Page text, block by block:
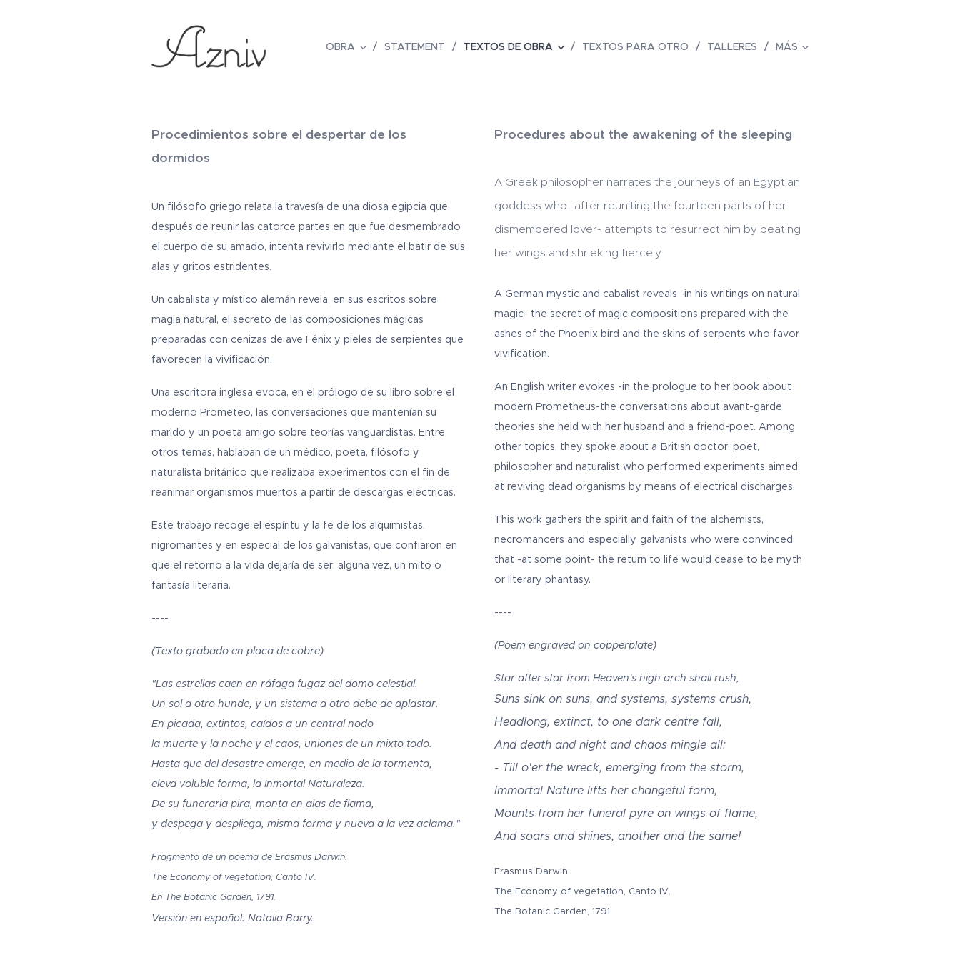
OBRA STATEMENT TEXTOS DE OBRA TEXTOS PARA OTRO TALLERES MÁS
Procedimientos sobre el despertar de los
dormidos
Un filósofo griego relata la travesía de una diosa egipcia que,
después de reunir las catorce partes en que fue desmembrado
el cuerpo de su amado, intenta revivirlo mediante el batir de sus
alas y gritos estridentes.
Un cabalista y místico alemán revela, en sus escritos sobre
magia natural, el secreto de las composiciones mágicas
preparadas con cenizas de ave Fénix y pieles de serpientes que
favorecen la vivificación.
Una escritora inglesa evoca, en el prólogo de su libro sobre el
moderno Prometeo, las conversaciones que mantenían su
marido y un poeta amigo sobre teorías vanguardistas. Entre
otros temas, hablaban de un médico, poeta, filósofo y
naturalista británico que realizaba experimentos con el fin de
reanimar organismos muertos a partir de descargas eléctricas.
Este trabajo recoge el espíritu y la fe de los alquimistas,
nigromantes y en especial de los galvanistas, que confiaron en
que el retorno a la vida dejaría de ser, alguna vez, un mito o
fantasía literaria.
----
(Texto grabado en placa de cobre)
"Las estrellas caen en ráfaga fugaz del domo celestial.
Un sol a otro hunde, y un sistema a otro debe de aplastar.
En picada, extintos, caídos a un central nodo
la muerte y la noche y el caos, uniones de un mixto todo.
Hasta que del desastre emerge, en medio de la tormenta,
eleva voluble forma, la Inmortal Naturaleza.
De su funeraria pira, monta en alas de flama,
y despega y despliega, misma forma y nueva a la vez aclama."
Fragmento de un poema de Erasmus Darwin.
The Economy of vegetation, Canto IV.
En The Botanic Garden, 1791.
Versión en español: Natalia Barry.
Procedures about the awakening of the sleeping
A Greek philosopher narrates the journeys of an Egyptian
goddess who -after reuniting the fourteen parts of her
dismembered lover- attempts to resurrect him by beating
her wings and shrieking fiercely.
A German mystic and cabalist reveals -in his writings on natural
magic- the secret of magic compositions prepared with the
ashes of the Phoenix bird and the skins of serpents who favor
vivification.
An English writer evokes -in the prologue to her book about
modern Prometheus-the conversations about avant-garde
theories she held with her husband and a friend-poet. Among
other topics, they spoke about a British doctor, poet,
philosopher and naturalist who performed experiments aimed
at reviving dead organisms by means of electrical discharges.
This work gathers the spirit and faith of the alchemists,
necromancers and especially, galvanists who were convinced
that -at some point- the return to life would cease to be myth
or literary phantasy.
----
(Poem engraved on copperplate)
Star after star from Heaven's high arch shall rush,
Suns sink on suns, and systems, systems crush,
Headlong, extinct, to one dark centre fall,
And death and night and chaos mingle all:
- Till o'er the wreck, emerging from the storm,
Immortal Nature lifts her changeful form,
Mounts from her funeral pyre on wings of flame,
And soars and shines, another and the same!
Erasmus Darwin.
The Economy of vegetation, Canto IV.
The Botanic Garden, 1791.